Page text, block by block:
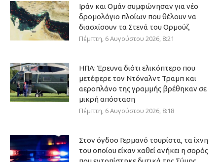
Ιράν και Ομάν συμφώνησαν για νέο
δρομολόγιο πλοίων που θέλουν να
διασχίσουν τα Στενά του Ορμούζ
Πέμπτη, 6 Αυγούστου 2026, 8:21
ΗΠΑ: Έρευνα διότι ελικόπτερο που
μετέφερε τον Ντόναλντ Τραμπ και
αεροπλάνο της γραμμής βρέθηκαν σε
μικρή απόσταση
Πέμπτη, 6 Αυγούστου 2026, 8:18
Στον όγδοο Γερμανό τουρίστα, τα ίχνη
του οποίου είχαν χαθεί ανήκει η σορός